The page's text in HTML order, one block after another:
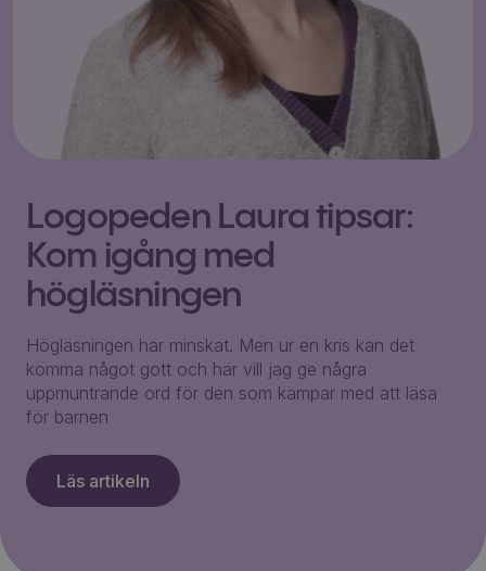
Logopeden Laura tipsar:
Kom igång med
högläsningen
Högläsningen har minskat. Men ur en kris kan det
komma något gott och här vill jag ge några
uppmuntrande ord för den som kämpar med att läsa
för barnen
Läs artikeln